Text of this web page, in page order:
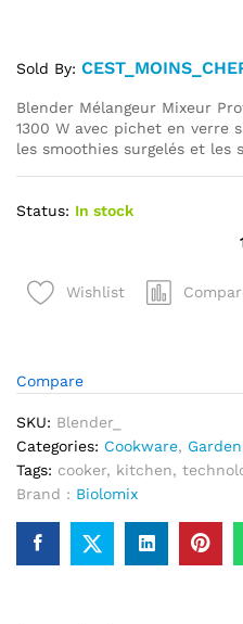
Sold By:
Blender Mélangeur Mixeur
1300 W avec pichet en verre
les smoothies surgelés et les
Status: In stock
Blender
Mélangeur
BioloMix
Wishlist
Compare
SKU: Blender_
Categories: Cookware,
Tags: cooker, kitchen,
Brand : Biolomix